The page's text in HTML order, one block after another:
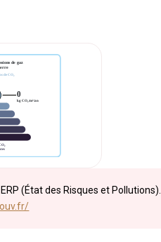
(État des Risques et